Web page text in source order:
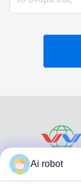
Ai robot